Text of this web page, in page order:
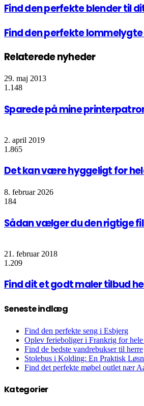
Find den perfekte blender til
Find den perfekte
Relaterede nyheder
29. maj 2013
1.148
Sparede på mine
2. april 2019
1.865
Det kan være hyggeligt for
8. februar 2026
184
Sådan vælger du den rigtige
21. februar 2018
1.209
Find dit et godt maler tilbud
Seneste indlæg
Find den perfekte seng i Esbjerg
Oplev ferieboliger i Frankrig for
Find de bedste vandrebukser til herre
Stolebus i Kolding: En Praktisk
Find det perfekte møbel outlet nær
Kategorier